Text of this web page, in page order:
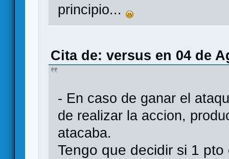
principio...
Cita de: versus en 04 de
- En caso de ganar el
de realizar la accion,
atacaba.
Tengo que decidir si 1